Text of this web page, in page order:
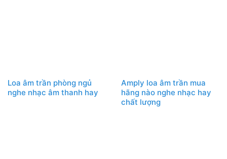
Loa âm trần phòng ngủ
nghe nhạc âm thanh hay
Amply loa âm trần mua
hãng nào nghe nhạc hay
chất lượng